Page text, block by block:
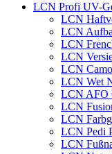
LCN Profi UV-
LCN
LCN
LCN
LCN
LCN
LCN Wet
LCN AFO
LCN
LCN
LCN Pedi
LCN